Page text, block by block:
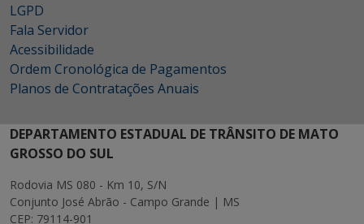
LGPD
Fala Servidor
Acessibilidade
Ordem Cronológica de Pagamentos
Planos de Contratações Anuais
DEPARTAMENTO ESTADUAL DE TRÂNSITO DE MATO
GROSSO DO SUL
Rodovia MS 080 - Km 10, S/N
Conjunto José Abrão - Campo Grande | MS
CEP: 79114-901